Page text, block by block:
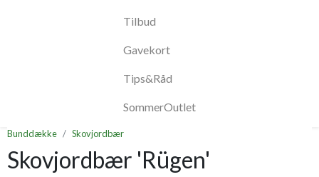
Tilbud
Gavekort
Tips&Råd
SommerOutlet
Bunddække Skovjordbær
Skovjordbær 'Rügen'